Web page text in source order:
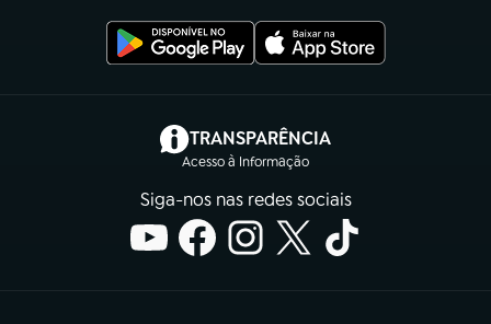
TRANSPARÊNCIA
Acesso à Informação
(abre em nova aba)
Siga-nos nas redes sociais